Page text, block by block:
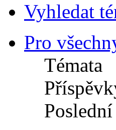
Vyhledat
Pro
Témata